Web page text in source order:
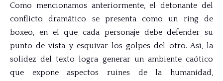
Como mencionamos anteriormente, el detonante del
conflicto dramático se presenta como un ring de
boxeo, en el que cada personaje debe defender su
punto de vista y esquivar los golpes del otro. Así, la
solidez del texto logra generar un ambiente caótico
que expone aspectos ruines de la humanidad,